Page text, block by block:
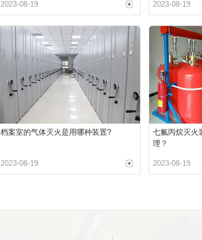
2023-08-19 2023-08-19
档案室的气体灭火是用哪种装置?
2023-08-19
七氟丙烷灭火
理？
2023-08-19